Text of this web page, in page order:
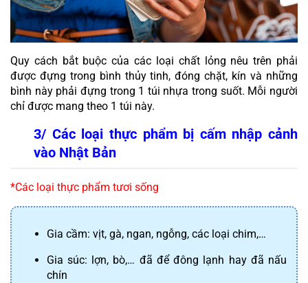
Quy cách bắt buộc của các loại chất lỏng nêu trên phải
được đựng trong bình thủy tinh, đóng chặt, kín và những
bình này phải đựng trong 1 túi nhựa trong suốt. Mỗi người
chỉ được mang theo 1 túi này.
3/ Các loại thực phẩm bị cấm nhập cảnh
vào Nhật Bản
*Các loại thực phẩm tươi sống
Gia cầm: vịt, gà, ngan, ngỗng, các loại chim,…
Gia súc: lợn, bò,… đã để đông lạnh hay đã nấu
chín